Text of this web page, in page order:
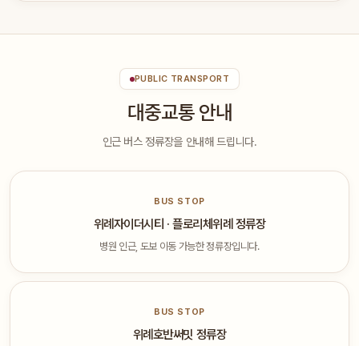
PUBLIC TRANSPORT
대중교통 안내
인근 버스 정류장을 안내해 드립니다.
BUS STOP
위례자이더시티 · 플로리체위례 정류장
병원 인근, 도보 이동 가능한 정류장입니다.
BUS STOP
위례호반써밋 정류장